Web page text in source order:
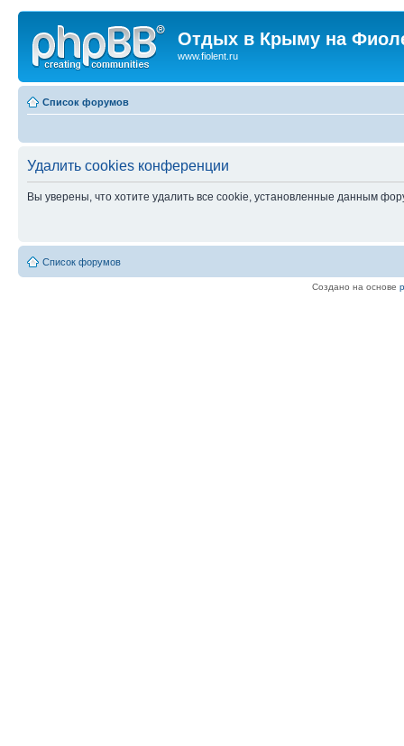
Отдых в Крыму на
www.fiolent.ru
Список форумов
Удалить cookies конференции
Вы уверены, что хотите удалить все cookie, установленные данным
Список форумов
Создано на основе